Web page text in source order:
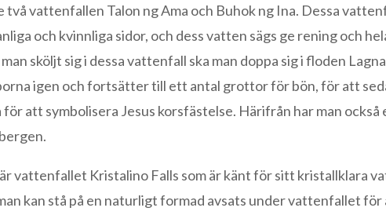
två vattenfallen Talon ng Ama och Buhok ng Ina. Dessa
och kvinnliga sidor, och dess vatten sägs ge rening och
sköljt sig i dessa vattenfall ska man doppa sig i floden
igen och fortsätter till ett antal grottor för bön, för att
att symbolisera Jesus korsfästelse. Härifrån har man också
vattenfallet Kristalino Falls som är känt för sitt kristallklara
kan stå på en naturligt formad avsats under vattenfallet för